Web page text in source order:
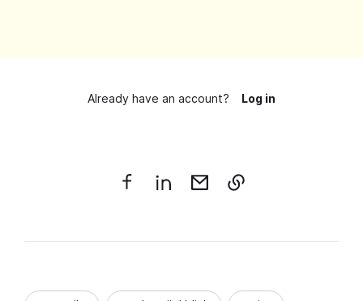
Already have an account? Log in